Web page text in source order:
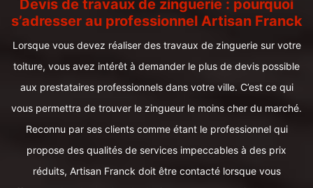
Devis de travaux de zinguerie : pourquoi
s’adresser au professionnel Artisan Franck
Lorsque vous devez réaliser des travaux de zinguerie sur votre
toiture, vous avez intérêt à demander le plus de devis possible
aux prestataires professionnels dans votre ville. C’est ce qui
vous permettra de trouver le zingueur le moins cher du marché.
Reconnu par ses clients comme étant le professionnel qui
propose des qualités de services impeccables à des prix
réduits, Artisan Franck doit être contacté lorsque vous